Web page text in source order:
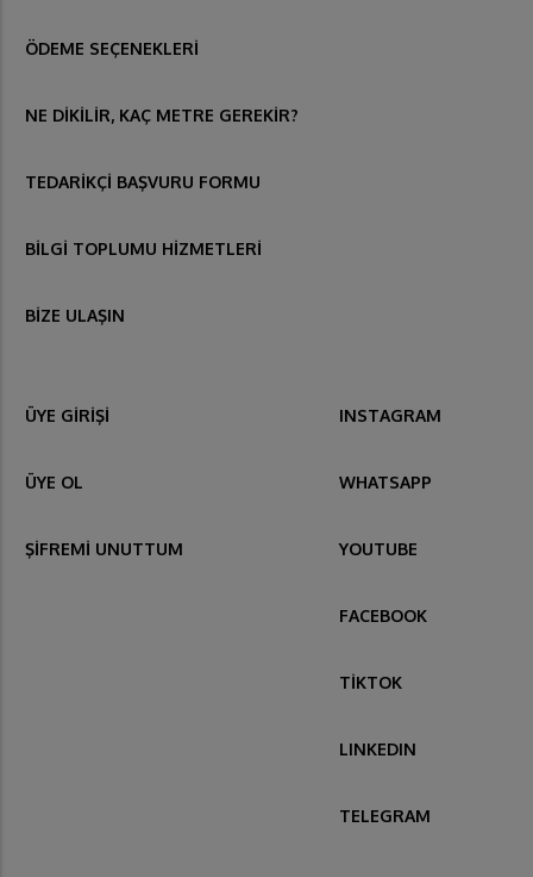
ÖDEME SEÇENEKLERİ
NE DİKİLİR, KAÇ METRE GEREKİR?
TEDARİKÇİ BAŞVURU FORMU
BİLGİ TOPLUMU HİZMETLERİ
BİZE ULAŞIN
ÜYE GİRİŞİ
ÜYE OL
ŞİFREMİ UNUTTUM
INSTAGRAM
WHATSAPP
YOUTUBE
FACEBOOK
TİKTOK
LINKEDIN
TELEGRAM